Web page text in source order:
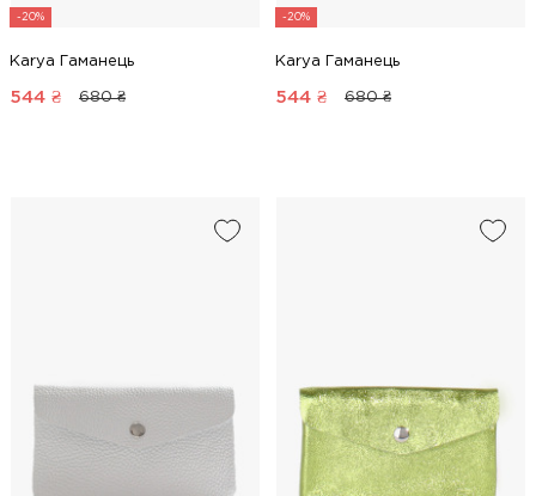
-20%
Karya Гаманець
544 ₴ 680 ₴
-20%
Karya Гаманець
544 ₴ 680 ₴